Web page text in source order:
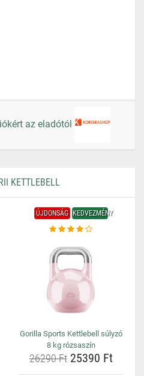
az eladótól
KETTLEBELL
ÚJDONSÁG KEDVEZMÉNY
Gorilla Sports Kettlebell súlyzó
8 kg rózsaszín
26290 Ft25390 Ft